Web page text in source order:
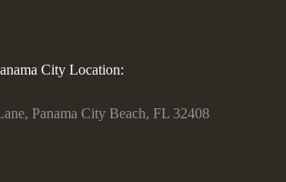
City Location:
Panama City Beach, FL 32408